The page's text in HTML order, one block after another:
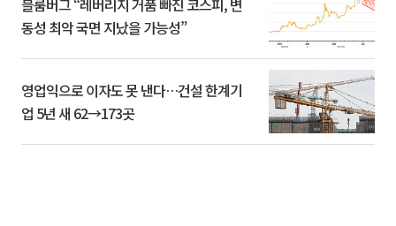
블룸버그 “레버리지 거품 빠진 코스피, 변
동성 최악 국면 지났을 가능성”
영업익으로 이자도 못 낸다…건설 한계기
업 5년 새 62→173곳